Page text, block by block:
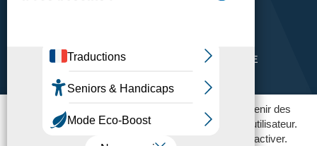
Ce site utilise des traceurs pour fonctionner et obtenir des
statistiques d'utilisation afin améliorer l'expérience utilisateur.
Vous pouvez contrôler ceux que vous souhaitez activer.
ACCESSIBILITÉ: PARTIELLEMENT CONFORME
POLITIQUE DE CONFIDENTIALITÉ